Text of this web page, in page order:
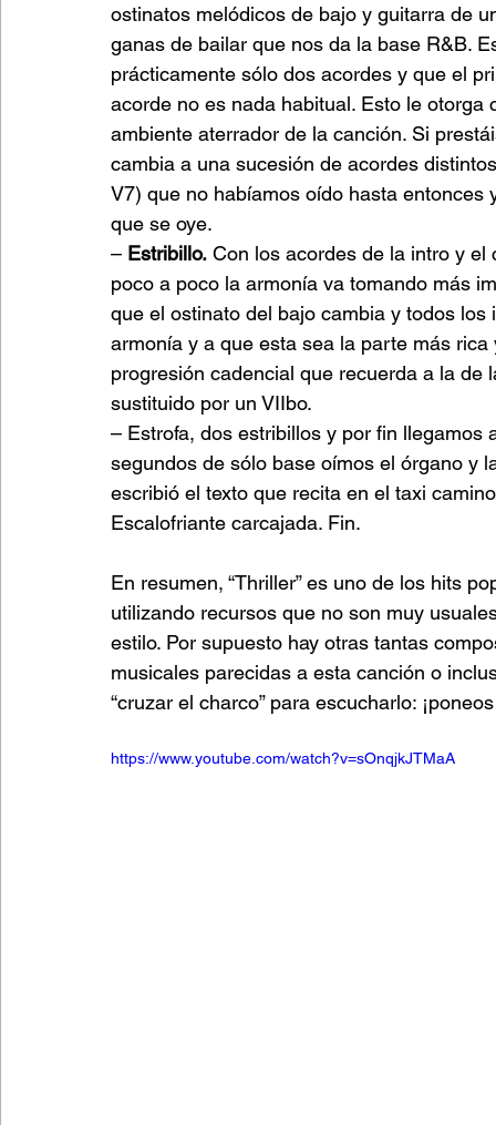
ostinatos melódicos de bajo y guitarra de
ganas de bailar que nos da la base R&B.
prácticamente sólo dos acordes y que el
acorde no es nada habitual. Esto le
ambiente aterrador de la canción. Si
cambia a una sucesión de acordes
V7) que no habíamos oído hasta
que se oye.
– Estribillo. Con los acordes de la intro y
poco a poco la armonía va tomando más
que el ostinato del bajo cambia y todos
armonía y a que esta sea la parte más
progresión cadencial que recuerda a la
sustituido por un VIIbo.
– Estrofa, dos estribillos y por fin
segundos de sólo base oímos el órgano y
escribió el texto que recita en el taxi
Escalofriante carcajada. Fin.
En resumen, “Thriller” es uno de los hits
utilizando recursos que no son muy
estilo. Por supuesto hay otras tantas
musicales parecidas a esta canción o
“cruzar el charco” para escucharlo:
https://www.youtube.com/watch?v=sOnqjkJTMaA